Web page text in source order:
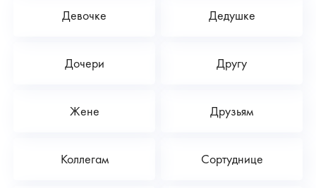
Девочке Дедушке
Дочери Другу
Жене Друзьям
Коллегам Сортуднице